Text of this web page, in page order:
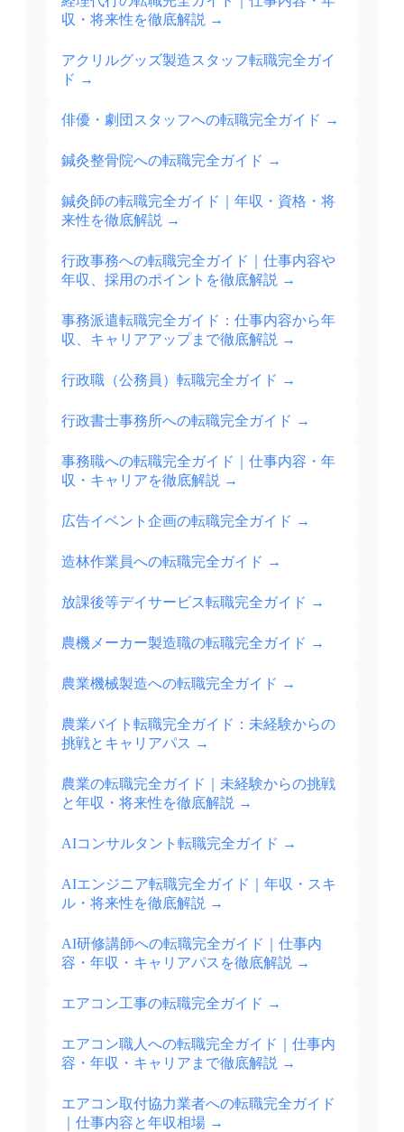
収・将来性を徹底解説 →
アクリルグッズ製造スタッフ転職完全ガイ
ド →
俳優・劇団スタッフへの転職完全ガイド →
鍼灸整骨院への転職完全ガイド →
鍼灸師の転職完全ガイド｜年収・資格・将
来性を徹底解説 →
行政事務への転職完全ガイド｜仕事内容や
年収、採用のポイントを徹底解説 →
事務派遣転職完全ガイド：仕事内容から年
収、キャリアアップまで徹底解説 →
行政職（公務員）転職完全ガイド →
行政書士事務所への転職完全ガイド →
事務職への転職完全ガイド｜仕事内容・年
収・キャリアを徹底解説 →
広告イベント企画の転職完全ガイド →
造林作業員への転職完全ガイド →
放課後等デイサービス転職完全ガイド →
農機メーカー製造職の転職完全ガイド →
農業機械製造への転職完全ガイド →
農業バイト転職完全ガイド：未経験からの
挑戦とキャリアパス →
農業の転職完全ガイド｜未経験からの挑戦
と年収・将来性を徹底解説 →
AIコンサルタント転職完全ガイド →
AIエンジニア転職完全ガイド｜年収・スキ
ル・将来性を徹底解説 →
AI研修講師への転職完全ガイド｜仕事内
容・年収・キャリアパスを徹底解説 →
エアコン工事の転職完全ガイド →
エアコン職人への転職完全ガイド｜仕事内
容・年収・キャリアまで徹底解説 →
エアコン取付協力業者への転職完全ガイド
｜仕事内容と年収相場 →